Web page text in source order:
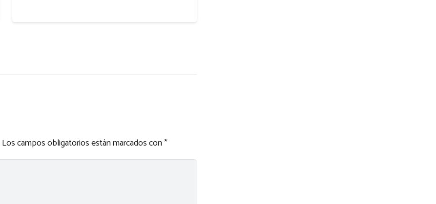
Los campos obligatorios están marcados con*